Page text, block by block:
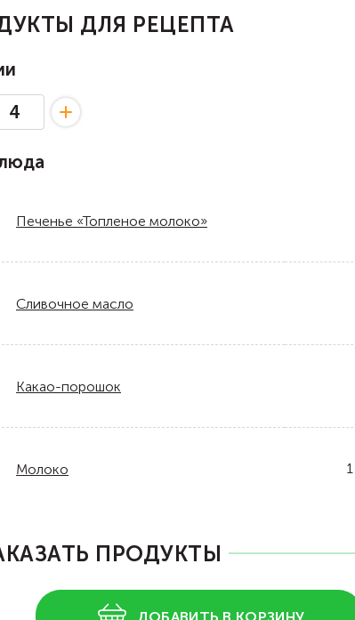
ДЛЯ РЕЦЕПТА
Печенье «Топленое молоко»
Сливочное масло
Какао-порошок
Молоко 1
ПРОДУКТЫ